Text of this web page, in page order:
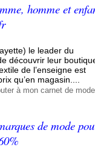
homme et
le leader du
découvrir leur
de l’enseigne est
qu’en magasin....
à mon carnet de mode
de mode